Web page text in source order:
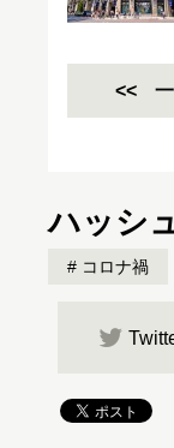
ハッシ
コロナ禍